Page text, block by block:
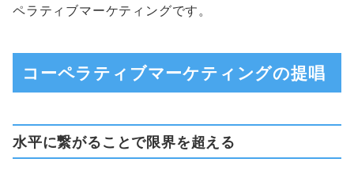
ペラティブマーケティングです。
コーペラティブマーケティングの提唱
水平に繋がることで限界を超える